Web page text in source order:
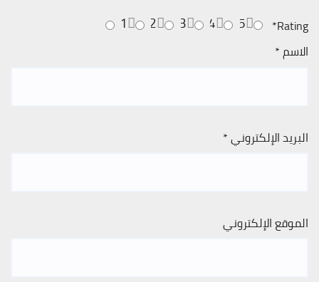
Rating
*
5
4
3
2
1
الاسم*
البريد الإلكتروني*
الموقع الإلكتروني